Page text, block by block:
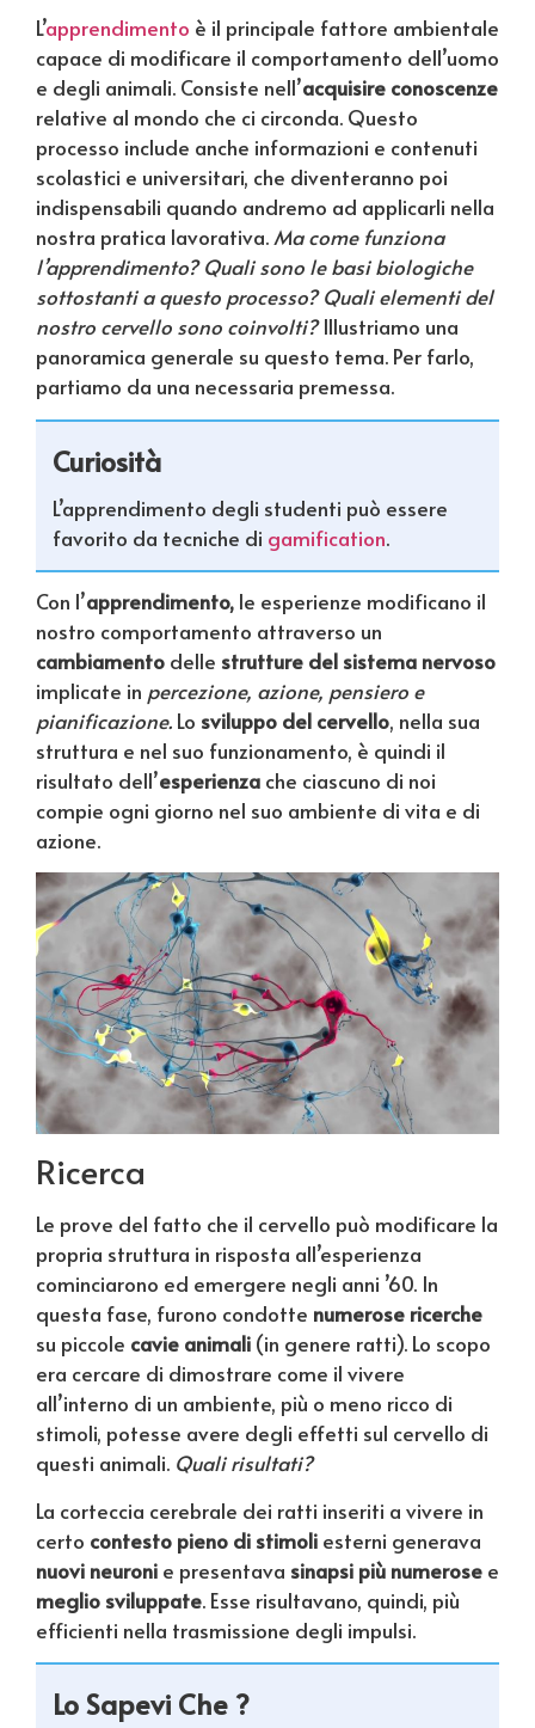
L’apprendimento è il principale fattore ambientale
capace di modificare il comportamento dell’uomo
e degli animali. Consiste nell’acquisire conoscenze
relative al mondo che ci circonda. Questo
processo include anche informazioni e contenuti
scolastici e universitari, che diventeranno poi
indispensabili quando andremo ad applicarli nella
nostra pratica lavorativa.Ma come funziona
l’apprendimento? Quali sono le basi biologiche
sottostanti a questo processo? Quali elementi del
nostro cervello sono coinvolti?Illustriamo una
panoramica generale su questo tema. Per farlo,
partiamo da una necessaria premessa.
Curiosità
L’apprendimento degli studenti può essere
favorito da tecniche di gamification.
Con l’apprendimento, le esperienze modificano il
nostro comportamento attraverso un
cambiamento delle strutture del sistema nervoso
implicate in percezione, azione, pensiero e
pianificazione. Lo sviluppo del cervello, nella sua
struttura e nel suo funzionamento, è quindi il
risultato dell’esperienza che ciascuno di noi
compie ogni giorno nel suo ambiente di vita e di
azione.
Ricerca
Le prove del fatto che il cervello può modificare la
propria struttura in risposta all’esperienza
cominciarono ed emergere negli anni ’60. In
questa fase, furono condotte numerose ricerche
su piccole cavie animali (in genere ratti). Lo scopo
era cercare di dimostrare come il vivere
all’interno di un ambiente, più o meno ricco di
stimoli, potesse avere degli effetti sul cervello di
questi animali. Quali risultati?
La corteccia cerebrale dei ratti inseriti a vivere in
certo contesto pieno di stimoli esterni generava
nuovi neuroni e presentava sinapsi più numerose e
meglio sviluppate. Esse risultavano, quindi, più
efficienti nella trasmissione degli impulsi.
Lo Sapevi Che ?